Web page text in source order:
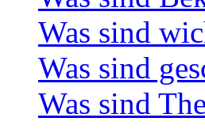
Was sind
Was sind
Was sind